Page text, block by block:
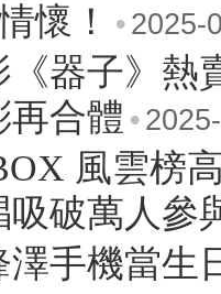
懷！
• 2025-
器子》熱
再合體 •
風雲榜
破萬人參
手機當生